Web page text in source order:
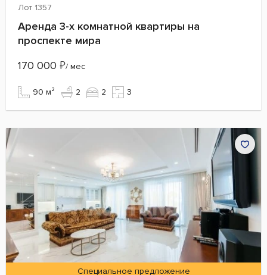
Лот 1357
Аренда 3-х комнатной квартиры на
проспекте мира
170 000 ₽/ мес
90 м² 2 2 3
Специальное предложение